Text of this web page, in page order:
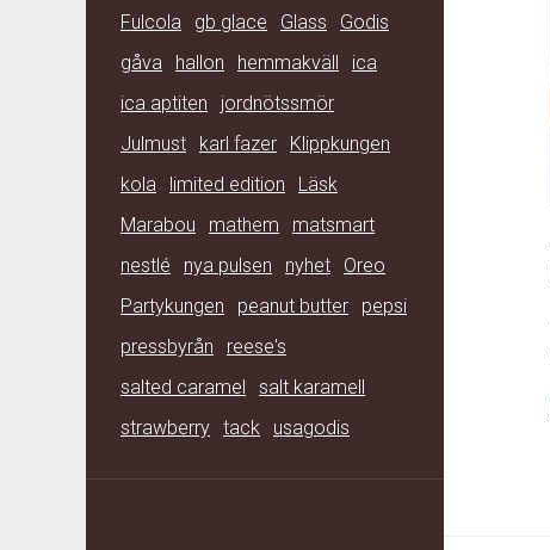
Fulcola
gb glace Glass
Godis
gåva
hallon hemmakväll
ica
ica aptiten
jordnötssmör
Julmust
karl fazer
Klippkungen
kola
limited edition
Läsk
Marabou
mathem
matsmart
nestlé
nya pulsen nyhet
Oreo
Partykungen
peanut butter
pepsi
pressbyrån
reese's
salted caramel
salt karamell
strawberry tack usagodis